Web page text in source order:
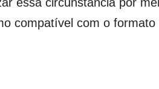
compatível com o formato